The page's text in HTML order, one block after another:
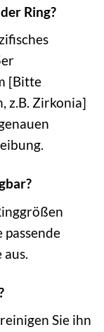
Ring?
[Bitte
z.B. Zirkonia]
Sie ihn